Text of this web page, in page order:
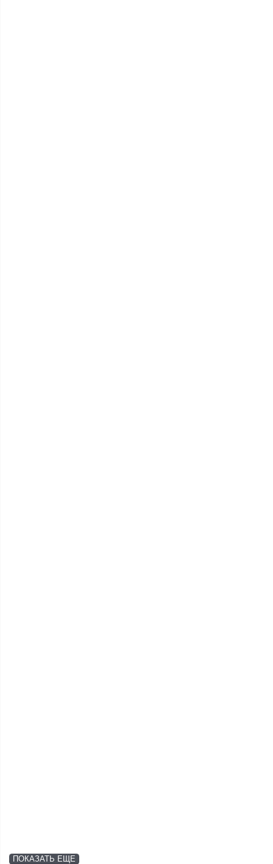
ПОКАЗАТЬ ЕЩЕ